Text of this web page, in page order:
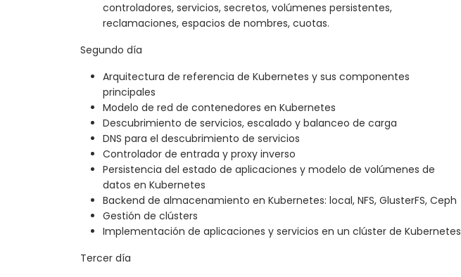
controladores, servicios, secretos, volúmenes persistentes,
reclamaciones, espacios de nombres, cuotas.
Segundo día
Arquitectura de referencia de Kubernetes y sus componentes
principales
Modelo de red de contenedores en Kubernetes
Descubrimiento de servicios, escalado y balanceo de carga
DNS para el descubrimiento de servicios
Controlador de entrada y proxy inverso
Persistencia del estado de aplicaciones y modelo de volúmenes de
datos en Kubernetes
Backend de almacenamiento en Kubernetes: local, NFS, GlusterFS, Ceph
Gestión de clústers
Implementación de aplicaciones y servicios en un clúster de Kubernetes
Tercer día